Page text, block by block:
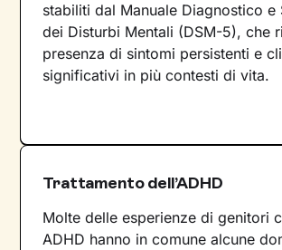
stabiliti dal Manuale Diagnostico e
dei Disturbi Mentali (DSM-5), che
presenza di sintomi persistenti e
significativi in più contesti di vita.
Trattamento dell’ADHD
Molte delle esperienze di genitori
ADHD hanno in comune alcune